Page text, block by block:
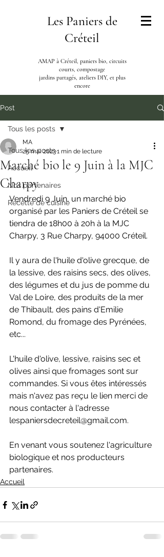
Les Paniers de
Créteil
AMAP à Créteil, paniers bio, circuits
courts, compostage
jardins partagés, ateliers DIY, et plus
encore
Post
Tous les posts
Accueil
Nos partenaires
Recette de cuisine
Tous les posts
Marché bio le 9 Juin à la MJC
Charpy
MA
25 mai 20231 min de lecture
Vendredi 9 Juin, un marché bio
organisé par les Paniers de Créteil se
tiendra de 18h00 à 20h à la MJC
Charpy, 3 Rue Charpy, 94000 Créteil.
Il y aura de l'huile d'olive grecque, de
la lessive, des raisins secs, des olives,
des légumes et du jus de pomme du
Val de Loire, des produits de la mer
de Thibault, des pains d'Emilie
Romond, du fromage des Pyrénées,
etc...
L'huile d'olive, lessive, raisins sec et
olives ainsi que fromages sont sur
commandes. Si vous êtes intéressés
mais n'avez pas reçu le lien merci de
nous contacter à l'adresse
lespaniersdecreteil@gmail.com.
En venant vous soutenez l'agriculture
biologique et nos producteurs
partenaires.
Accueil